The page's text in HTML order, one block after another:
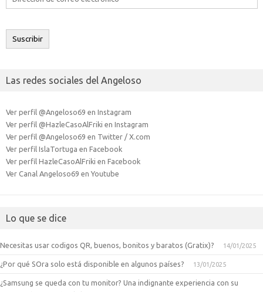
electrónico
Suscribir
Las redes sociales del Angeloso
Ver perfil @Angeloso69 en Instagram
Ver perfil @HazleCasoAlFriki en Instagram
Ver perfil @Angeloso69 en Twitter / X.com
Ver perfil IslaTortuga en Facebook
Ver perfil HazleCasoAlFriki en Facebook
Ver Canal Angeloso69 en Youtube
Lo que se dice
Necesitas usar codigos QR, buenos, bonitos y baratos (Gratix)? 14/01/2025
¿Por qué SOra solo está disponible en algunos países? 13/01/2025
¿Samsung se queda con tu monitor? Una indignante experiencia con su